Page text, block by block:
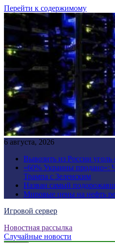
Перейти к содержимому
6 августа, 2026
Вывозить из России уголь
«60% Украины продано»:
Трампа с Зеленским
Назван самый
Мировые цены на нефть
Игровой сервер
Новостная рассылка
Случайные новости